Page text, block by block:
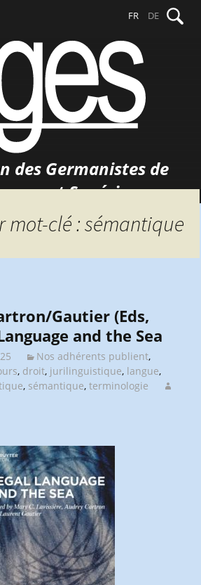
contenu
FR DE
des Germanistes de
Supérieur
mot-clé : sémantique
Gautier (Eds,
and the Sea
Nos adhérents publient,
, droit, jurilinguistique, langue,
, sémantique,terminologie